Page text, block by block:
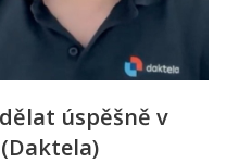
úspěšně v